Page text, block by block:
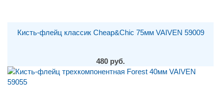
Кисть-флейц классик Cheap&Chic 75мм VAIVEN 59009
480 руб.